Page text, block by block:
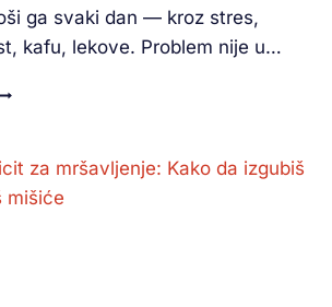
ga svaki dan — kroz stres,
kafu, lekove. Problem nije u…